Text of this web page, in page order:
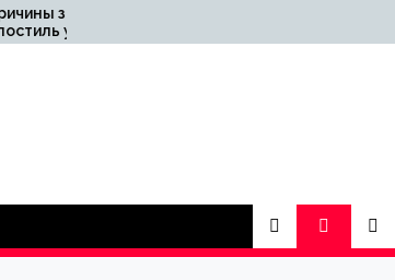
обладнання для